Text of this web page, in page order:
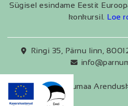
Sügisel esindame Eestit
konkursil. Loe
Ringi 35, Pärnu linn,
Pärnumaa